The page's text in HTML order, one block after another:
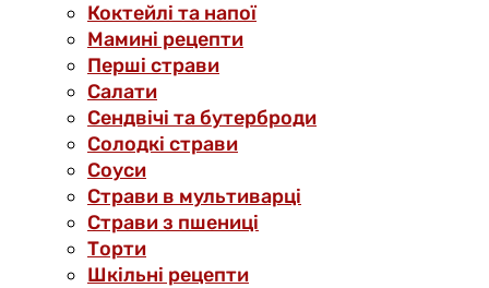
Коктейлі та напої
Мамині рецепти
Перші страви
Салати
Сендвічі та бутерброди
Солодкі страви
Соуси
Страви в мультиварці
Страви з пшениці
Торти
Шкільні рецепти